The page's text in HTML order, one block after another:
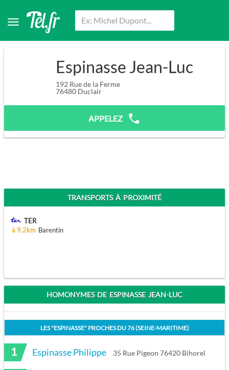
Espinasse Jean-Luc
192 Rue de la Ferme
76480 Duclair
APPELEZ
TRANSPORTS À PROXIMITÉ
TER
à 9.2km Barentin
HOMONYMES DE ESPINASSE JEAN-LUC
LES "ESPINASSE" PROCHES DU76 (SEINE-MARITIME)
1 Espinasse Philippe 35 Rue Pigeon 76420 Bihorel